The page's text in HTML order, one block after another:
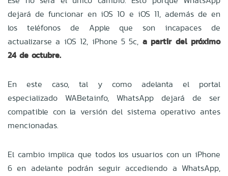
dejará de funcionar en iOS 10 e iOS 11, además de en
los teléfonos de Apple que son incapaces de
actualizarse a iOS 12, iPhone 5 5c, a partir del próximo
24 de octubre.
En este caso, tal y como adelanta el portal
especializado
WABetainfo, WhatsApp dejará de ser
compatible con la versión del sistema operativo antes
mencionadas.
El cambio implica que todos los usuarios con un iPhone
6 en adelante podrán seguir accediendo a WhatsApp,